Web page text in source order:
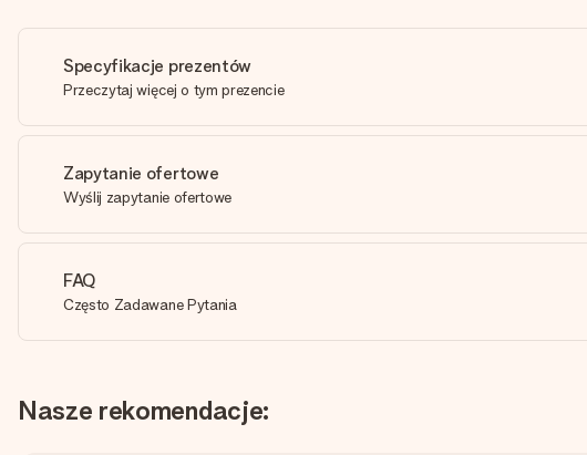
Specyfikacje prezentów
Przeczytaj więcej o tym prezencie
Zapytanie ofertowe
Wyślij zapytanie ofertowe
FAQ
Często Zadawane Pytania
Nasze rekomendacje: